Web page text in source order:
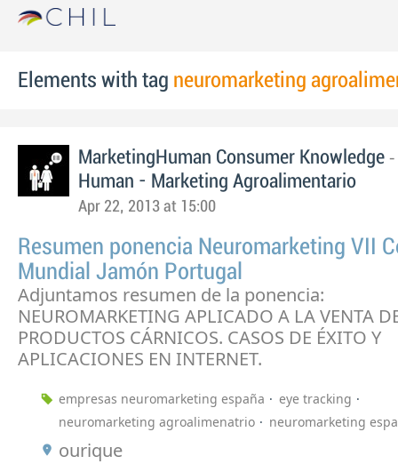
Elements with tag neuromarketing
MarketingHuman Consumer Knowledge -
Human - Marketing Agroalimentario
Apr 22, 2013 at 15:00
Resumen ponencia Neuromarketing VII
Mundial Jamón Portugal
Adjuntamos resumen de la ponencia:
NEUROMARKETING APLICADO A LA VENTA
PRODUCTOS CÁRNICOS. CASOS DE ÉXITO Y
APLICACIONES EN INTERNET.
empresas neuromarketing españa
eye tracking
neuromarketing agroalimenatrio
neuromarketing
ourique